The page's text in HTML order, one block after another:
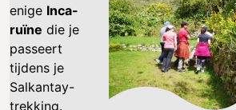
enige Inca-
ruïne die je
passeert
tijdens je
Salkantay-
trekking.